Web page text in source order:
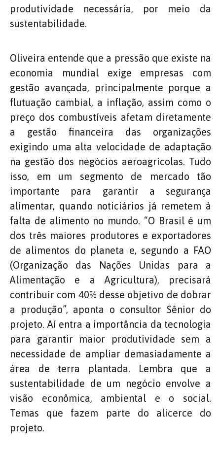
produtividade necessária, por meio da
sustentabilidade.
Oliveira entende que a pressão que existe na
economia mundial exige empresas com
gestão avançada, principalmente porque a
flutuação cambial, a inflação, assim como o
preço dos combustíveis afetam diretamente
a gestão financeira das organizações
exigindo uma alta velocidade de adaptação
na gestão dos negócios aeroagrícolas. Tudo
isso, em um segmento de mercado tão
importante para garantir a segurança
alimentar, quando noticiários já remetem à
falta de alimento no mundo. “O Brasil é um
dos três maiores produtores e exportadores
de alimentos do planeta e, segundo a FAO
(Organização das Nações Unidas para a
Alimentação e a Agricultura), precisará
contribuir com 40% desse objetivo de dobrar
a produção”, aponta o consultor Sênior do
projeto. Aí entra a importância da tecnologia
para garantir maior produtividade sem a
necessidade de ampliar demasiadamente a
área de terra plantada. Lembra que a
sustentabilidade de um negócio envolve a
visão econômica, ambiental e o social.
Temas que fazem parte do alicerce do
projeto.